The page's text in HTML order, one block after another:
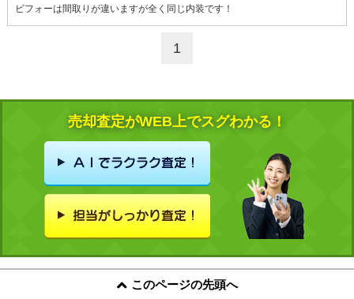
ビフォーは間取りが違いますが全く同じ内装です！
1
売却査定がWEB上でスグわかる！
このページの先頭へ